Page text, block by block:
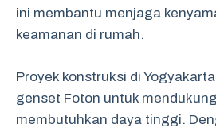
ini membantu menjaga
keamanan di rumah.
Proyek konstruksi di
genset Foton untuk
membutuhkan daya tinggi.